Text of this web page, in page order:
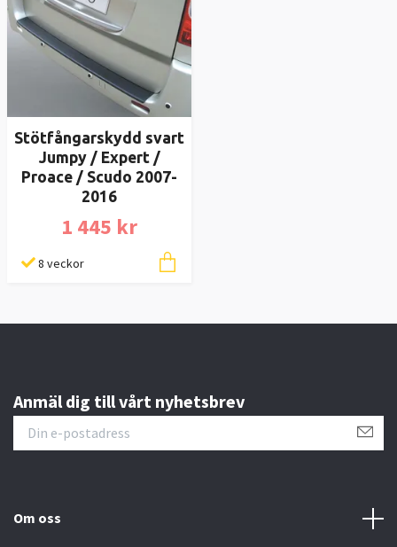
Stötfångarskydd svart
Jumpy / Expert /
Proace / Scudo 2007-
2016
1 445 kr
8 veckor
Anmäl dig till vårt nyhetsbrev
Om oss